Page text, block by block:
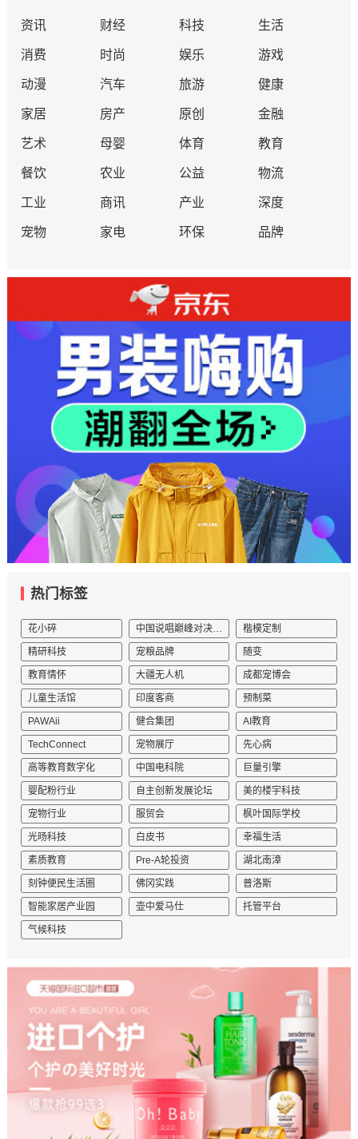
资讯 财经 科技 生活
消费 时尚 娱乐 游戏
动漫 汽车 旅游 健康
家居 房产 原创 金融
艺术 母婴 体育 教育
餐饮 农业 公益 物流
工业 商讯 产业 深度
宠物 家电 环保 品牌
热门标签
花小碎 中国说唱巅峰对决2023 楷模定制
精研科技 宠粮品牌 随变
教育情怀 大疆无人机 成都宠博会
儿童生活馆 印度客商 预制菜
PAWAii 健合集团 AI教育
TechConnect 宠物展厅 先心病
高等教育数字化 中国电科院 巨量引擎
婴配粉行业 自主创新发展论坛 美的楼宇科技
宠物行业 服贸会 枫叶国际学校
光旸科技 白皮书 幸福生活
素质教育 Pre-A轮投资 湖北南漳
刻钟便民生活圈 佛冈实践 普洛斯
智能家居产业园 壶中爱马仕 托管平台
气候科技